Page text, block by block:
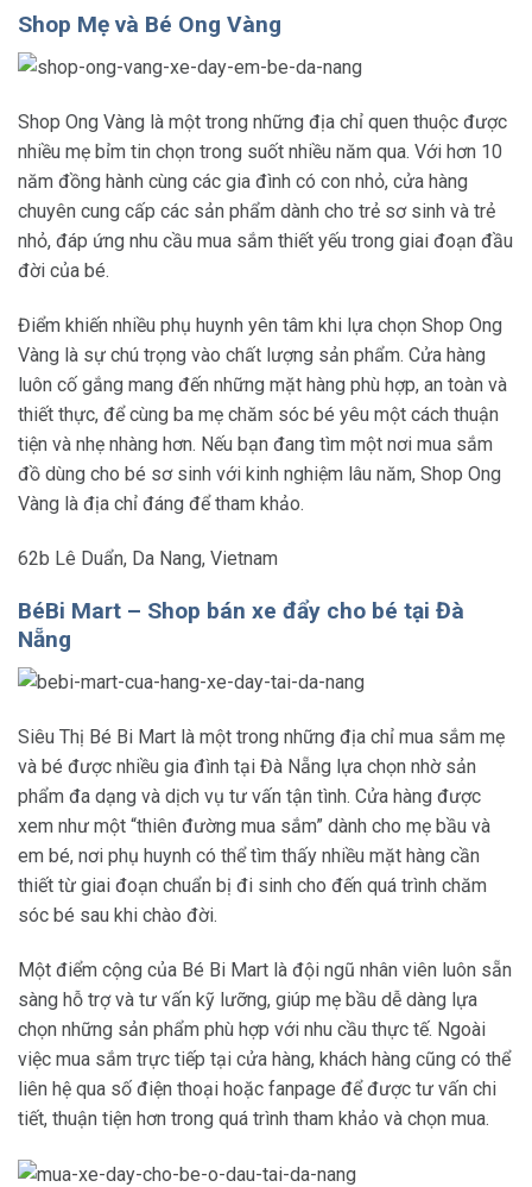
Shop Mẹ và Bé Ong Vàng
Shop Ong Vàng là một trong những địa chỉ quen thuộc được
nhiều mẹ bỉm tin chọn trong suốt nhiều năm qua. Với hơn 10
năm đồng hành cùng các gia đình có con nhỏ, cửa hàng
chuyên cung cấp các sản phẩm dành cho trẻ sơ sinh và trẻ
nhỏ, đáp ứng nhu cầu mua sắm thiết yếu trong giai đoạn đầu
đời của bé.
Điểm khiến nhiều phụ huynh yên tâm khi lựa chọn Shop Ong
Vàng là sự chú trọng vào chất lượng sản phẩm. Cửa hàng
luôn cố gắng mang đến những mặt hàng phù hợp, an toàn và
thiết thực, để cùng ba mẹ chăm sóc bé yêu một cách thuận
tiện và nhẹ nhàng hơn. Nếu bạn đang tìm một nơi mua sắm
đồ dùng cho bé sơ sinh với kinh nghiệm lâu năm, Shop Ong
Vàng là địa chỉ đáng để tham khảo.
62b Lê Duẩn, Da Nang, Vietnam
BéBi Mart – Shop bán xe đẩy cho bé tại Đà
Nẵng
Siêu Thị Bé Bi Mart là một trong những địa chỉ mua sắm mẹ
và bé được nhiều gia đình tại Đà Nẵng lựa chọn nhờ sản
phẩm đa dạng và dịch vụ tư vấn tận tình. Cửa hàng được
xem như một “thiên đường mua sắm” dành cho mẹ bầu và
em bé, nơi phụ huynh có thể tìm thấy nhiều mặt hàng cần
thiết từ giai đoạn chuẩn bị đi sinh cho đến quá trình chăm
sóc bé sau khi chào đời.
Một điểm cộng của Bé Bi Mart là đội ngũ nhân viên luôn sẵn
sàng hỗ trợ và tư vấn kỹ lưỡng, giúp mẹ bầu dễ dàng lựa
chọn những sản phẩm phù hợp với nhu cầu thực tế. Ngoài
việc mua sắm trực tiếp tại cửa hàng, khách hàng cũng có thể
liên hệ qua số điện thoại hoặc fanpage để được tư vấn chi
tiết, thuận tiện hơn trong quá trình tham khảo và chọn mua.